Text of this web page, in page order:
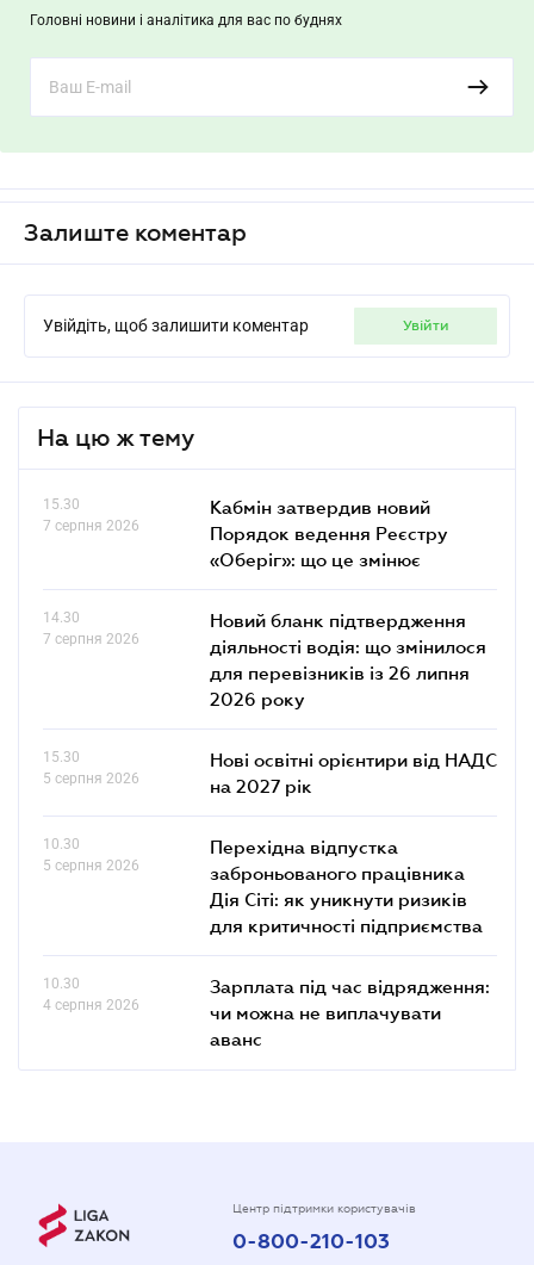
Головні новини і аналітика для вас по буднях
Залиште коментар
Увійдіть, щоб залишити коментар увійти
На цю ж тему
15.30
7 серпня 2026
Кабмін затвердив новий
Порядок ведення Реєстру
«Оберіг»: що це змінює
14.30
7 серпня 2026
Новий бланк підтвердження
діяльності водія: що змінилося
для перевізників із 26 липня
2026 року
15.30
5 серпня 2026
Нові освітні орієнтири від НАДС
на 2027 рік
10.30
5 серпня 2026
Перехідна відпустка
заброньованого працівника
Дія Сіті: як уникнути ризиків
для критичності підприємства
10.30
4 серпня 2026
Зарплата під час відрядження:
чи можна не виплачувати
аванс
Центр підтримки користувачів
0-800-210-103